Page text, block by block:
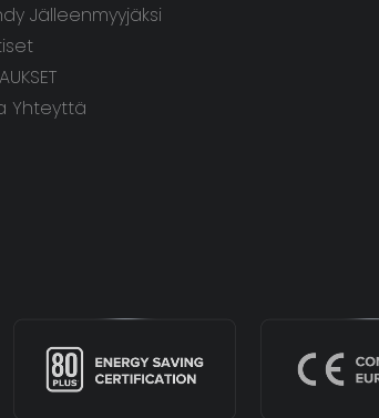
Jälleenmyyjäksi
Yhteyttä